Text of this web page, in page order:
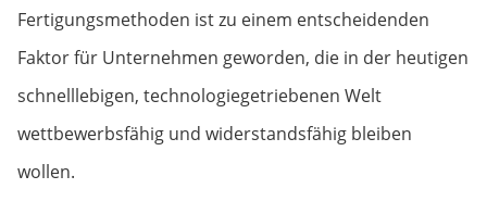
Fertigungsmethoden ist zu einem entscheidenden
Faktor für Unternehmen geworden, die in der heutigen
schnelllebigen, technologiegetriebenen Welt
wettbewerbsfähig und widerstandsfähig bleiben
wollen.